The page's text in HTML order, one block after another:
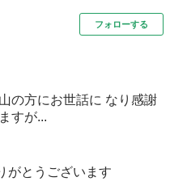
フォローする
の方にお世話に なり感謝
すが...
がとうございます